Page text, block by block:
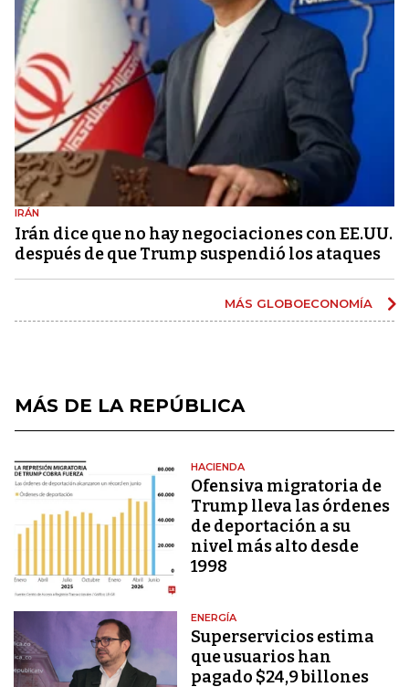
IRÁN
Irán dice que no hay negociaciones con EE.UU.
después de que Trump suspendió los ataques
MÁS GLOBOECONOMÍA
MÁS DE LA REPÚBLICA
HACIENDA
Ofensiva migratoria de
Trump lleva las órdenes
de deportación a su
nivel más alto desde
1998
ENERGÍA
Superservicios estima
que usuarios han
pagado $24,9 billones